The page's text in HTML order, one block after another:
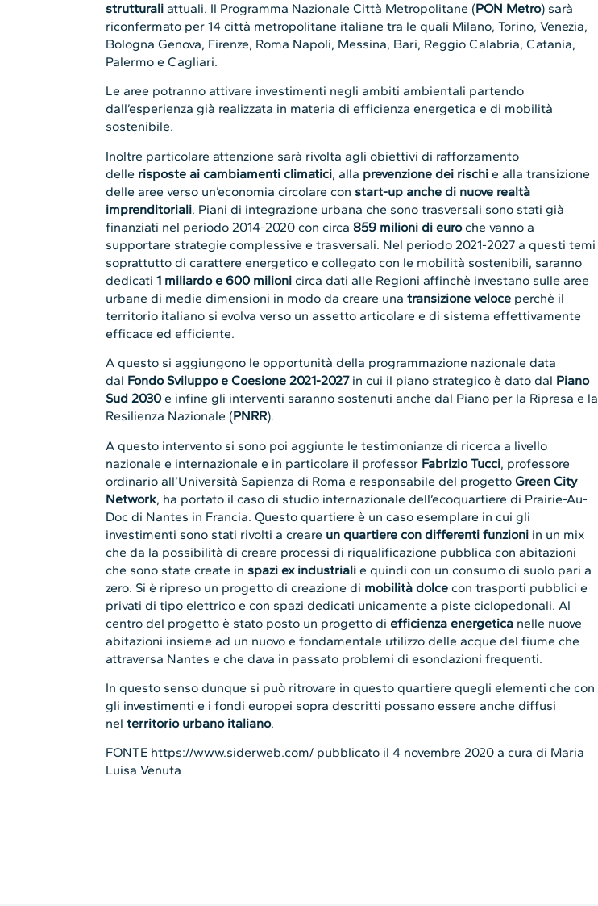
strutturali attuali. Il Programma Nazionale Città Metropolitane (PON Metro) sarà
riconfermato per 14 città metropolitane italiane tra le quali Milano, Torino, Venezia,
Bologna Genova, Firenze, Roma Napoli, Messina, Bari, Reggio Calabria, Catania,
Palermo e Cagliari.
Le aree potranno attivare investimenti negli ambiti ambientali partendo
dall’esperienza già realizzata in materia di efficienza energetica e di mobilità
sostenibile.
Inoltre particolare attenzione sarà rivolta agli obiettivi di rafforzamento
delle risposte ai cambiamenti climatici, alla prevenzione dei rischi e alla transizione
delle aree verso un’economia circolare con start-up anche di nuove realtà
imprenditoriali. Piani di integrazione urbana che sono trasversali sono stati già
finanziati nel periodo 2014-2020 con circa859 milioni di euroche vanno a
supportare strategie complessive e trasversali. Nel periodo 2021-2027 a questi temi
soprattutto di carattere energetico e collegato con le mobilità sostenibili, saranno
dedicati1 miliardo e 600 milioni circa dati alle Regioni affinchè investano sulle aree
urbane di medie dimensioni in modo da creare unatransizione veloce perchè il
territorio italiano si evolva verso un assetto articolare e di sistema effettivamente
efficace ed efficiente.
A questo si aggiungono le opportunità della programmazione nazionale data
dal Fondo Sviluppo e Coesione 2021-2027in cui il piano strategico è dato dal Piano
Sud 2030 e infine gli interventi saranno sostenuti anche dal Piano per la Ripresa e la
Resilienza Nazionale (PNRR).
A questo intervento si sono poi aggiunte le testimonianze di ricerca a livello
nazionale e internazionale e in particolare il professor Fabrizio Tucci, professore
ordinario all’Università Sapienza di Roma e responsabile del progettoGreen City
Network, ha portato il caso di studio internazionale dell’ecoquartiere di Prairie-Au-
Doc di Nantes in Francia. Questo quartiere è un caso esemplare in cui gli
investimenti sono stati rivolti a creare un quartiere con differenti funzioni in un mix
che da la possibilità di creare processi di riqualificazione pubblica con abitazioni
che sono state create in spazi ex industriali e quindi con un consumo di suolo pari a
zero. Si è ripreso un progetto di creazione di mobilità dolce con trasporti pubblici e
privati di tipo elettrico e con spazi dedicati unicamente a piste ciclopedonali. Al
centro del progetto è stato posto un progetto diefficienza energetica nelle nuove
abitazioni insieme ad un nuovo e fondamentale utilizzo delle acque del fiume che
attraversa Nantes e che dava in passato problemi di esondazioni frequenti.
In questo senso dunque si può ritrovare in questo quartiere quegli elementi che con
gli investimenti e i fondi europei sopra descritti possano essere anche diffusi
nelterritorio urbano italiano.
FONTE https://www.siderweb.com/ pubblicato il 4 novembre 2020 a cura di Maria
Luisa Venuta